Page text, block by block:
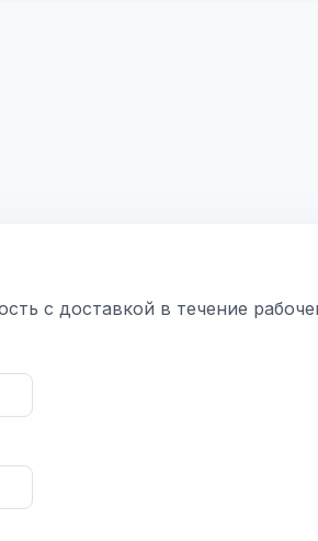
с доставкой в течение